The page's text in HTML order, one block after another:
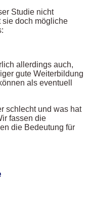
Studie nicht
sie doch mögliche
allerdings auch,
gute Weiterbildung
als eventuell
schlecht und was hat
fassen die
die Bedeutung für